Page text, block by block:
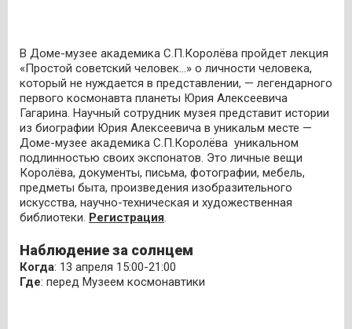
В Доме-музее академика С.П.Королёва пройдет лекция
«Простой советский человек...» о личности человека,
который не нуждается в представлении, — легендарного
первого космонавта планеты Юрия Алексеевича
Гагарина. Научный сотрудник музея представит истории
из биографии Юрия Алексеевича в уникальм месте —
Доме-музее академика С.П.Королёва уникальном
подлинностью своих экспонатов. Это личные вещи
Королёва, документы, письма, фотографии, мебель,
предметы быта, произведения изобразительного
искусства, научно-техническая и художественная
библиотеки. Регистрация.
Наблюдение за солнцем
Когда: 13 апреля 15:00-21:00
Где: перед Музеем космонавтики